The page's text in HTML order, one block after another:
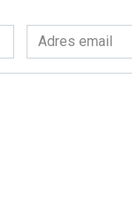
Adres
email
*